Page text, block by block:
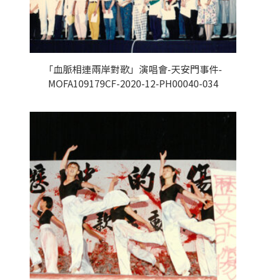
「血脈相連兩岸對歌」演唱會-天安門事件-
MOFA109179CF-2020-12-PH00040-034